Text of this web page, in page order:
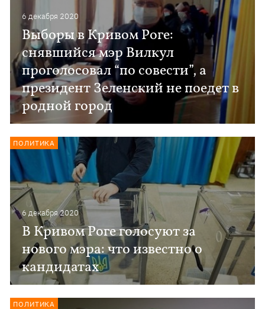
6 декабря 2020
Выборы в Кривом Роге:
снявшийся мэр Вилкул
проголосовал “по совести”, а
президент Зеленский не поедет в
родной город
6 декабря 2020
В Кривом Роге голосуют за
нового мэра: что известно о
кандидатах
ПОЛИТИКА
ПОЛИТИКА